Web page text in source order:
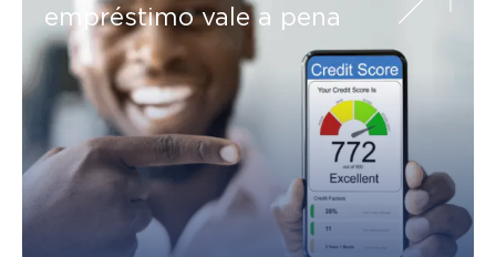
empréstimo vale a pena